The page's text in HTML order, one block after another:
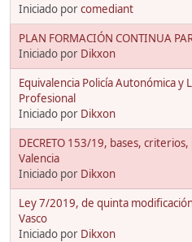
Iniciado porcomediant
PLAN FORMACIÓN CONTINUA
Iniciado por Dikxon
Equivalencia Policía Autonómica y
Profesional
Iniciado por Dikxon
DECRETO 153/19, bases,
Valencia
Iniciado por Dikxon
Ley 7/2019, de quinta
Vasco
Iniciado por Dikxon